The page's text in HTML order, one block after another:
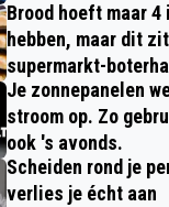
Brood hoeft maar
hebben, maar dit
supermarkt-
Je zonnepanelen
stroom op. Zo
ook 's avonds.
Scheiden rond je
verlies je écht aan